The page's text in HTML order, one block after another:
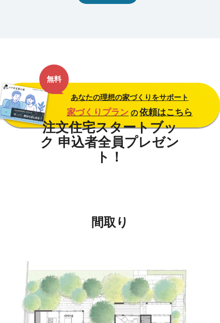
無料
あなたの理想の家づくりをサポート
家づくりプラン の 依頼はこちら
間取り